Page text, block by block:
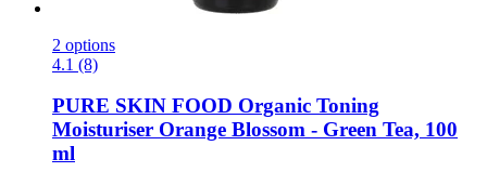
2 options
4.1 (8)
PURE SKIN FOOD Organic Toning
Moisturiser Orange Blossom -​ Green Tea, 100
ml